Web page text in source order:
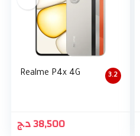
3.2
Realme P4x 4G
38,500د.ج